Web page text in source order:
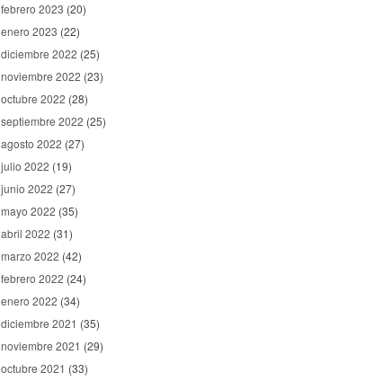
febrero 2023 (20)
enero 2023 (22)
diciembre 2022 (25)
noviembre 2022 (23)
octubre 2022 (28)
septiembre 2022 (25)
agosto 2022 (27)
julio 2022 (19)
junio 2022 (27)
mayo 2022 (35)
abril 2022 (31)
marzo 2022 (42)
febrero 2022 (24)
enero 2022 (34)
diciembre 2021 (35)
noviembre 2021 (29)
octubre 2021 (33)